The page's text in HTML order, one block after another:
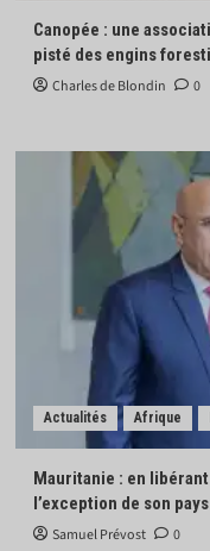
Canopée : une
pisté des engins
Charles de Blondin 0
Actualités Afrique
Mauritanie : en
l’exception de son pays
Samuel Prévost 0